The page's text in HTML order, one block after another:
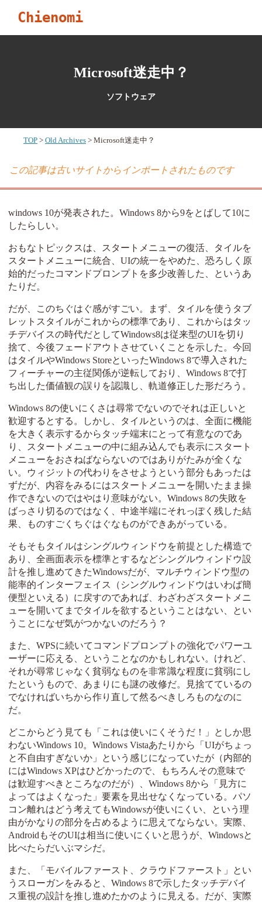
Chienomi
Microsoft迷走中？
ソフトウェア
TOP Old Archives Microsoft迷走中？
この記事は古いサイトからインポートされたものです
windows 10が発表された。Windows 8から9をとばして10に
したらしい。
おもなトピックスは、スタートメニューの復活、タイルを
スタートメニューに統合、UIの統一をやめた、恐ろしく原
始的だったコマンドプロンプトを多少改善した、というあ
たりだ。
だが、このちぐはぐ感がすごい。まず、タイルを使うタブ
レットスタイルがこれからの標準であり、これからはタッ
チデバイスの時代だとしてWindows8は従来型のUIを切り
捨て、今後フェードアウトさせていくことを示した。今回
はタイルやWindows StoreといったWindows 8で導入された
フィーチャーの主従関係が逆転しており、Windows 8で打
ち出した価値観の誤りを認識し、軌道修正した形だろう。
Windows 8の使いにくさは尋常でないのでそれは正しいと
歓迎するとする。しかし、タイルというのは、全面に機能
を大きく表示するからタッチ端末にとって有意なのであ
り、スタートメニューの中に組み込んでも表示にスタート
メニューをおさねばならないのではありがたみが全くな
い。ウィジットの代わりをさせようという部分もあったは
ずだが、内容をみるにはスタートメニューを開いたまま操
作できないのではやはり意味がない。Windows 8の失敗を
ばっさり切るのではなく、中途半端にそれっぽく残した結
果、ものすごくちぐはぐなものができあがっている。
そもそもタイルはシングルウィンドウを前提とした構造で
あり、全画面表示を標準とするなどシングルウィンドウ設
計を推し進めてきたWindowsだが、マルチウィンドウ型の
能率的インターフェイス（シングルウィンドウはいわば簡
便型といえる）に戻すのであれば、わざわざスタートメニ
ューを開いてまでタイルを欲するということはない、とい
うことになぜ気がつかないのだろう？
また、WPSに続いてコマンドプロンプトの強化でパワーユ
ーザーに応える、ということなのかもしれない。けれど、
それが尋常じゃなく貧弱なものを非常識な程度に貧弱にし
たというもので、あまりにも謎の改修だ。見捨てているの
でなければいちから作り直して然るべきしろものなのに
だ。
どこからどう見ても「これは使いにくそうだ！」としか思
わないWindows 10。Windows Vistaあたりから「UIがちょっ
と不自由すぎないか」という感じになっていたが（内部的
にはWindows XPはひどかったので、もちろんその意味で
は歓迎すべきところなのだが）、Windows 8から「見方に
よってはよくなった」要素を見出せなくなっている。パソ
コン離れはどう考えてもWindowsが使いにくい、という理
由がかなりの部分を占めるように思えてならない。実際、
AndroidもそのUIは相当に使いにくいと思うが、Windowsと
比べたらだいぶマシだ。
また、「モバイルファースト、クラウドファースト」とい
うスローガンをみると、Windows 8で示したタッチデバイ
ス重視の設計を推し進めたかのように見える。だが、実際